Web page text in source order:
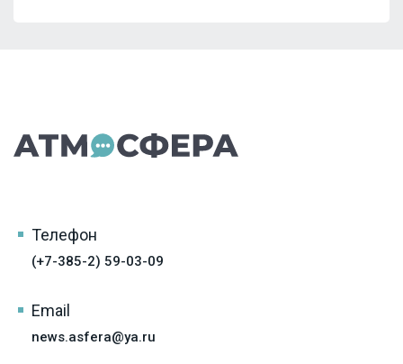
Телефон
(+7-385-2) 59-03-09
Email
news.asfera@ya.ru